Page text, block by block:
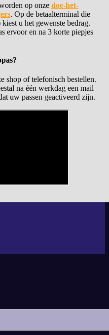
op onze doe-het-
. Op de betaalterminal die
u het gewenste bedrag.
ervoor en na 3 korte piepjes
shop of telefonisch bestellen.
na één werkdag een mail
uw passen geactiveerd zijn.